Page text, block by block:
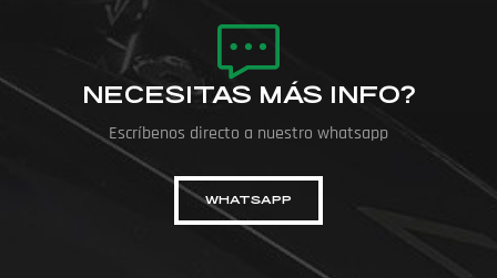
NECESITAS MÁS INFO?
Escríbenos directo a nuestro whatsapp
WHATSAPP